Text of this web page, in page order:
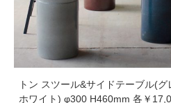
トン スツール&サイドテーブル(
ホワイト) φ300 H460mm 各￥